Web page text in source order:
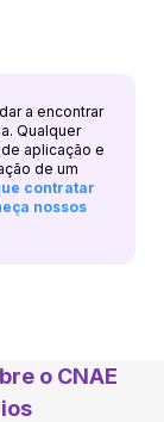
a encontrar
Qualquer
aplicação e
de um
contratar
nossos
o CNAE